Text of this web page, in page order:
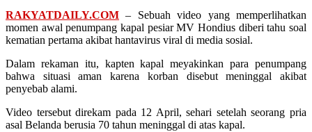
RAKYATDAILY.COM – Sebuah video yang memperlihatkan
momen awal penumpang kapal pesiar MV Hondius diberi tahu soal
kematian pertama akibat hantavirus viral di media sosial.
Dalam rekaman itu, kapten kapal meyakinkan para penumpang
bahwa situasi aman karena korban disebut meninggal akibat
penyebab alami.
Video tersebut direkam pada 12 April, sehari setelah seorang pria
asal Belanda berusia 70 tahun meninggal di atas kapal.